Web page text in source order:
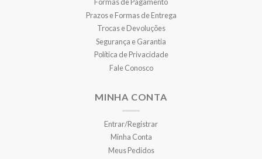
Formas de Pagamento
Prazos e Formas de Entrega
Trocas e Devoluções
Segurança e Garantia
Política de Privacidade
Fale Conosco
MINHA CONTA
Entrar/Registrar
Minha Conta
Meus Pedidos